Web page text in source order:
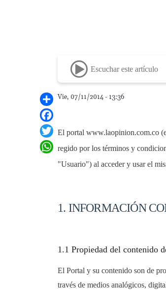
Escuchar este artículo
Share
Facebook
Twitter
WhatsApp
Vie, 07/11/2014 - 13:36
El portal www.laopinion.com.co
regido por los términos y
"Usuario") al acceder y usar el
1. INFORMACIÓN
1.1 Propiedad del contenido
El Portal y su contenido son de
través de medios analógicos,